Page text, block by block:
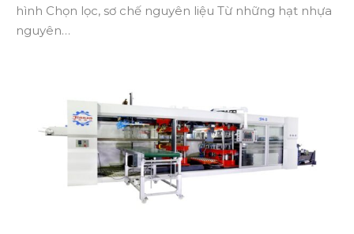
hình Chọn lọc, sơ chế nguyên liệu Từ những hạt nhựa
nguyên…